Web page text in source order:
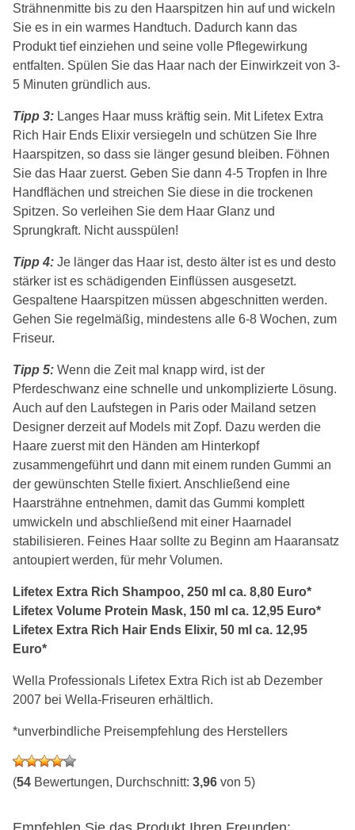
Strähnenmitte bis zu den Haarspitzen hin auf und wickeln
Sie es in ein warmes Handtuch. Dadurch kann das
Produkt tief einziehen und seine volle Pflegewirkung
entfalten. Spülen Sie das Haar nach der Einwirkzeit von 3-
5 Minuten gründlich aus.
Tipp 3: Langes Haar muss kräftig sein. Mit Lifetex Extra
Rich Hair Ends Elixir versiegeln und schützen Sie Ihre
Haarspitzen, so dass sie länger gesund bleiben. Föhnen
Sie das Haar zuerst. Geben Sie dann 4-5 Tropfen in Ihre
Handflächen und streichen Sie diese in die trockenen
Spitzen. So verleihen Sie dem Haar Glanz und
Sprungkraft. Nicht ausspülen!
Tipp 4: Je länger das Haar ist, desto älter ist es und desto
stärker ist es schädigenden Einflüssen ausgesetzt.
Gespaltene Haarspitzen müssen abgeschnitten werden.
Gehen Sie regelmäßig, mindestens alle 6-8 Wochen, zum
Friseur.
Tipp 5: Wenn die Zeit mal knapp wird, ist der
Pferdeschwanz eine schnelle und unkomplizierte Lösung.
Auch auf den Laufstegen in Paris oder Mailand setzen
Designer derzeit auf Models mit Zopf. Dazu werden die
Haare zuerst mit den Händen am Hinterkopf
zusammengeführt und dann mit einem runden Gummi an
der gewünschten Stelle fixiert. Anschließend eine
Haarsträhne entnehmen, damit das Gummi komplett
umwickeln und abschließend mit einer Haarnadel
stabilisieren. Feines Haar sollte zu Beginn am Haaransatz
antoupiert werden, für mehr Volumen.
Lifetex Extra Rich Shampoo, 250 ml ca. 8,80 Euro*
Lifetex Volume Protein Mask, 150 ml ca. 12,95 Euro*
Lifetex Extra Rich Hair Ends Elixir, 50 ml ca. 12,95
Euro*
Wella Professionals Lifetex Extra Rich ist ab Dezember
2007 bei Wella-Friseuren erhältlich.
*unverbindliche Preisempfehlung des Herstellers
(54 Bewertungen, Durchschnitt: 3,96 von 5)